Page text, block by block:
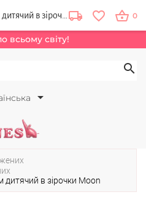
всьому світу!
0
дитячий в зірочки Moon